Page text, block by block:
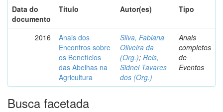
Data do
documento
Título Autor(es) Tipo
2016
Anais dos
Encontros sobre
os Benefícios
das Abelhas na
Agricultura
Silva, Fabiana
Oliveira da
(Org.); Reis,
Sidnei Tavares
dos (Org.)
Anais
completos
de
Eventos
Busca facetada